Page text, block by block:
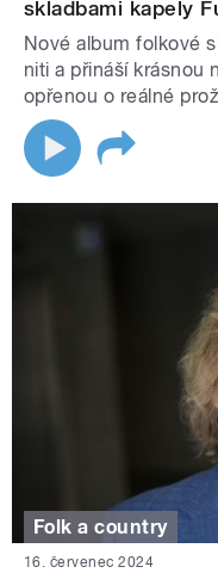
skladbami kapely
Nové album folkové
niti a přináší krásnou
opřenou o reálné
Folk a country
16. červenec 2024